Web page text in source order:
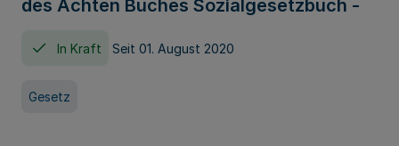
des Achten Buches Sozialgesetzbuch -
In Kraft Seit 01. August 2020
Gesetz